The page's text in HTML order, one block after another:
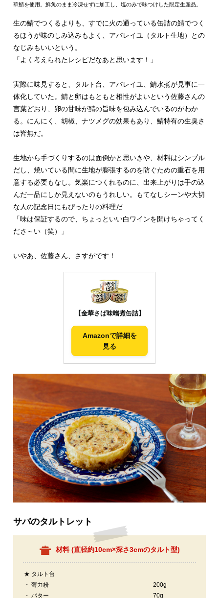
華鯖を使用。鮮魚のまま冷凍せずに加工し、塩のみで味つけした限定生産品。
生の鯖でつくるよりも、すでに火の通っている缶詰の鯖でつく
るほうが味のしみ込みもよく、アパレイユ（タルト生地）との
なじみもいいという。
「よく考えられたレシピだなあと思います！」
実際に味見すると、タルト台、アパレイユ、鯖水煮が見事に一
体化していた。鯖と卵はもともと相性がよいという佐藤さんの
言葉どおり、卵の甘味が鯖の旨味を包み込んでいるのがわか
る。にんにく、胡椒、ナツメグの効果もあり、鯖特有の生臭さ
は皆無だ。
生地から手づくりするのは面倒かと思いきや、材料はシンプル
だし、焼いている間に生地が膨張するのを防ぐための重石を用
意する必要もなし。気楽につくれるのに、出来上がりは手の込
んだ一品にしか見えないのもうれしい。もてなしシーンや大切
な人の記念日にもぴったりの料理だ
「味は保証するので、ちょっといい白ワインを開けちゃってく
ださ～い（笑）」
いやあ、佐藤さん、さすがです！
【金華さば味噌煮缶詰】
Amazonで詳細を
見る
サバのタルトレット
材料 (直径約10cm×深さ3cmのタルト型)
★ タルト台
・ 薄力粉
200g
・ バター
70g